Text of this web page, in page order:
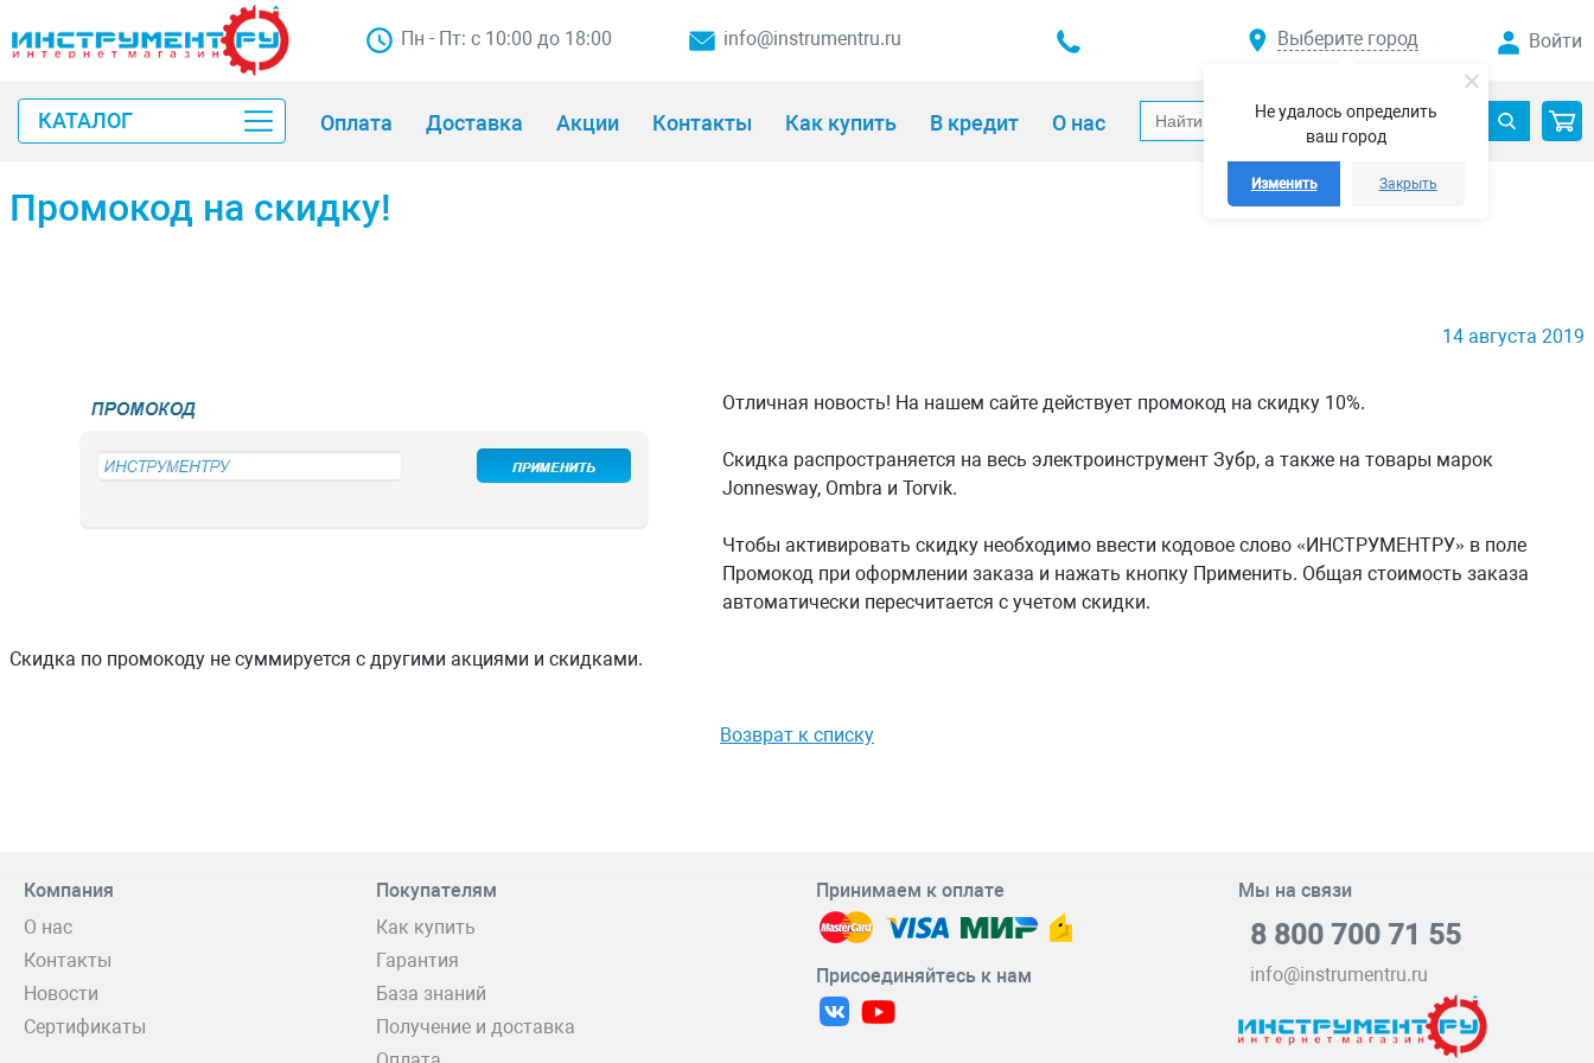
Не удалось определить
ваш город
Изменить Закрыть
Пн - Пт: с 10:00 до 18:00 info@instrumentru.ru Выберите город Войти
КАТАЛОГ Оплата Доставка Акции Контакты Как купить В кредит О нас
Промокод на скидку!
14 августа 2019
Отличная новость! На нашем сайте действует промокод на скидку 10%.
Скидка распространяется на весь электроинструмент Зубр, а также на товары марок
Jonnesway, Ombra и Torvik.
Чтобы активировать скидку необходимо ввести кодовое слово «ИНСТРУМЕНТРУ» в поле
Промокод при оформлении заказа и нажать кнопку Применить. Общая стоимость заказа
автоматически пересчитается с учетом скидки.
Скидка по промокоду не суммируется с другими акциями и скидками.
Возврат к списку
Компания
О нас
Контакты
Новости
Сертификаты
Покупателям
Как купить
Гарантия
База знаний
Получение и доставка
Принимаем к оплате
Присоединяйтесь к нам
Мы на связи
8 800 700 71 55
info@instrumentru.ru